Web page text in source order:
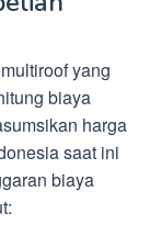
yang
biaya
harga
saat ini
biaya